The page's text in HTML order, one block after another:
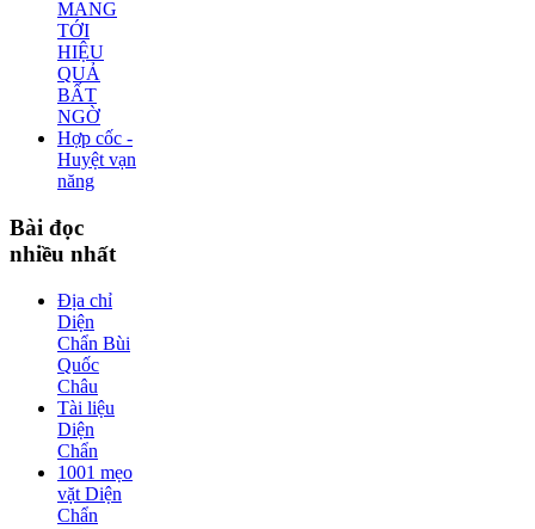
MANG
TỚI
HIỆU
QUẢ
BẤT
NGỜ
Hợp cốc -
Huyệt vạn
năng
Bài đọc
nhiều nhất
Địa chỉ
Diện
Chẩn Bùi
Quốc
Châu
Tài liệu
Diện
Chẩn
1001 mẹo
vặt Diện
Chẩn